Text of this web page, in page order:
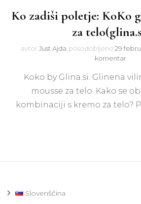
Ko zadiši poletje: KoKo
za
avtor Just Ajda posodobljeno 29
komentarna
Koko by Glina.si. Glinena
mousse za telo. Kako se
kombinaciji s kremo za telo?
Slovenščina